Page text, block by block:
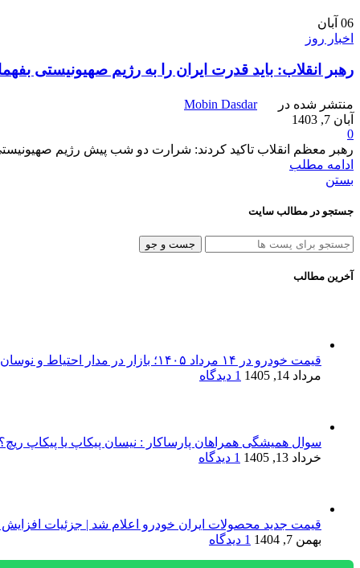
06 آبان
اخبار روز
رهبر انقلاب: باید قدرت ایران را به رژیم صهیونیستی
منتشر شده در
Mobin Dasdar
آبان 7, 1403
0
رهبر معظم انقلاب تاکید کردند: شرارت دو شب پیش رژیم
ادامه مطلب
بستن
جستجو در مطالب سایت
جست و جو
آخرین مطالب
قیمت خودرو در ۱۴ مرداد ۱۴۰۵؛ بازار در مدار احتیاط و نوسان‌های پراکنده
مرداد 14, 1405
1 دیدگاه
سوال همیشگی همراهان پارساکار : نیسان پیکاپ یا پیکاپ
خرداد 13, 1405
1 دیدگاه
قیمت جدید محصولات ایران خودرو اعلام شد | جزئیات
بهمن 7, 1404
1 دیدگاه